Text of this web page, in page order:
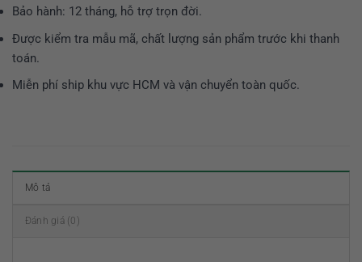
Bảo hành: 12 tháng, hỗ trợ trọn đời.
Được kiểm tra mẫu mã, chất lượng sản phẩm trước khi thanh
toán.
Miễn phí ship khu vực HCM và vận chuyển toàn quốc.
Mô tả
Đánh giá (0)